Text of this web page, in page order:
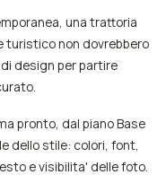
una trattoria
turistico non dovrebbero
design per partire
pronto, dal piano Base
dello stile: colori, font,
e visibilita' delle foto.